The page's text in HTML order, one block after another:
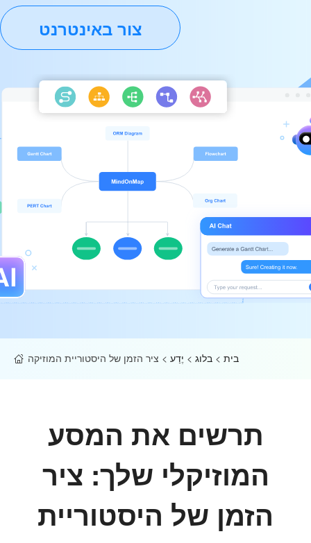
צור באינטרנט
בית > בלוג > יֶדַע > ציר הזמן של היסטוריית המוזיקה
תרשים את המסע
המוזיקלי שלך: ציר
הזמן של היסטוריית